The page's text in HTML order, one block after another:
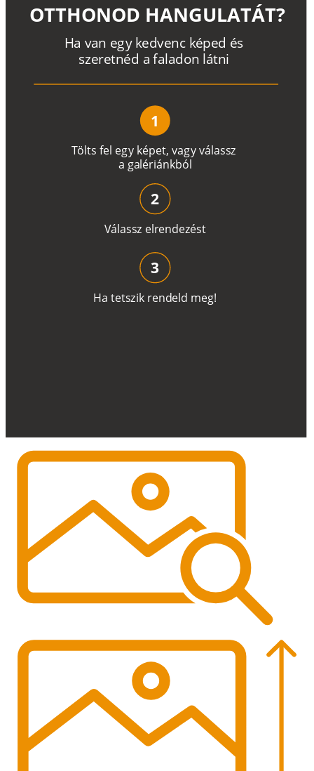
Tölts fel egy képet, vagyválassz
a galériánkból
Ha van egy kedvenc képed és
szeretnéd a faladon látni
OTTHONOD HANGULATÁT?
1
Válassz elrendezést
2
Ha tetszik rendeld meg!
3